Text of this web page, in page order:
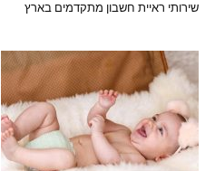
שירותי ראיית חשבון מתקדמים בארץ